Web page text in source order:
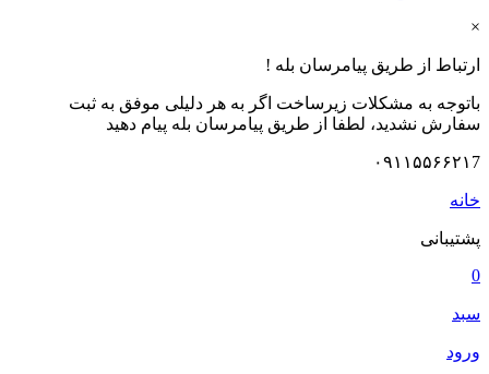
×
ارتباط از طریق پیامرسان بله !
باتوجه به مشکلات زیرساخت اگر به هر دلیلی موفق به ثبت
سفارش نشدید، لطفا از طریق پیامرسان بله پیام دهید
۰۹۱۱۵۵۶۶۲۱7
خانه
پشتیبانی
0
سبد
ورود